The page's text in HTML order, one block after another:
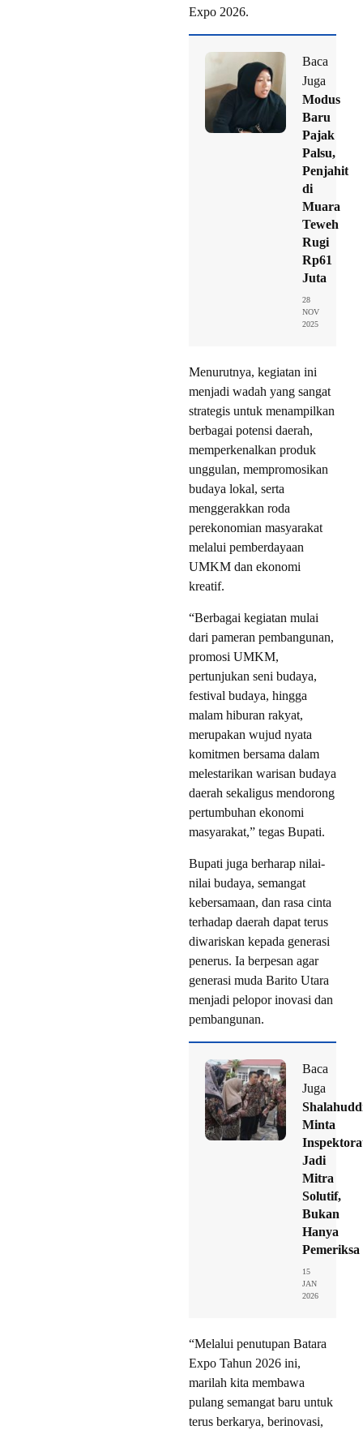
Expo 2026.
Baca
Juga
Modus
Baru
Pajak
Palsu,
Penjahit
di
Muara
Teweh
Rugi
Rp61
Juta
28
NOV
2025
Menurutnya, kegiatan ini
menjadi wadah yang sangat
strategis untuk menampilkan
berbagai potensi daerah,
memperkenalkan produk
unggulan, mempromosikan
budaya lokal, serta
menggerakkan roda
perekonomian masyarakat
melalui pemberdayaan
UMKM dan ekonomi
kreatif.
“Berbagai kegiatan mulai
dari pameran pembangunan,
promosi UMKM,
pertunjukan seni budaya,
festival budaya, hingga
malam hiburan rakyat,
merupakan wujud nyata
komitmen bersama dalam
melestarikan warisan budaya
daerah sekaligus mendorong
pertumbuhan ekonomi
masyarakat,” tegas Bupati.
Bupati juga berharap nilai-
nilai budaya, semangat
kebersamaan, dan rasa cinta
terhadap daerah dapat terus
diwariskan kepada generasi
penerus. Ia berpesan agar
generasi muda Barito Utara
menjadi pelopor inovasi dan
pembangunan.
Baca
Juga
Minta
Jadi
Mitra
Solutif,
Bukan
Hanya
Pemeriksa
15
JAN
2026
“Melalui penutupan Batara
Expo Tahun 2026 ini,
marilah kita membawa
pulang semangat baru untuk
terus berkarya, berinovasi,